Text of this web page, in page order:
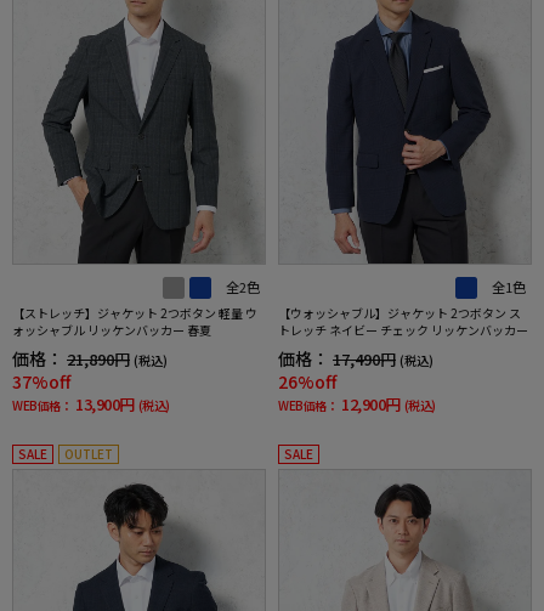
全2色
【ストレッチ】ジャケット 2つボタン 軽量 ウ
ォッシャブル リッケンバッカー 春夏
価格： 21,890円 (税込)
37%off
WEB価格： 13,900円 (税込)
全1色
【ウォッシャブル】ジャケット 2つボタン ス
トレッチ ネイビー チェック リッケンバッカー
価格： 17,490円 (税込)
26%off
WEB価格： 12,900円 (税込)
SALE OUTLET SALE